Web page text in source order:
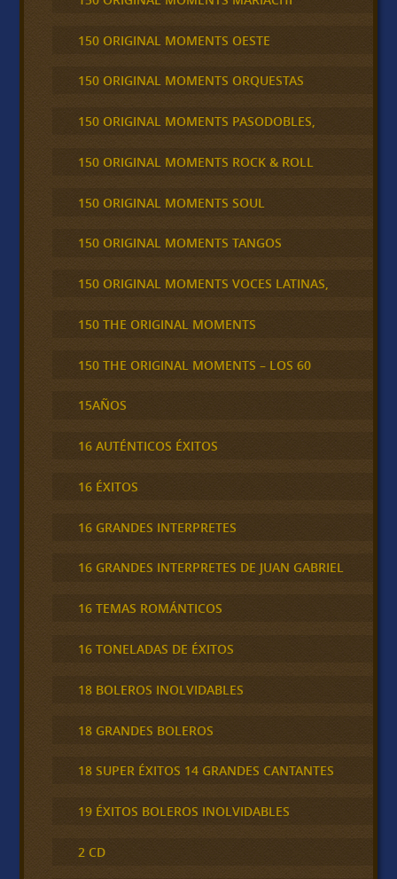
150 ORIGINAL MOMENTS OESTE
150 ORIGINAL MOMENTS ORQUESTAS
150 ORIGINAL MOMENTS PASODOBLES,
150 ORIGINAL MOMENTS ROCK & ROLL
150 ORIGINAL MOMENTS SOUL
150 ORIGINAL MOMENTS TANGOS
150 ORIGINAL MOMENTS VOCES LATINAS,
150 THE ORIGINAL MOMENTS
150 THE ORIGINAL MOMENTS – LOS 60
15AÑOS
16 AUTÉNTICOS ÉXITOS
16 ÉXITOS
16 GRANDES INTERPRETES
16 GRANDES INTERPRETES DE JUAN GABRIEL
16 TEMAS ROMÁNTICOS
16 TONELADAS DE ÉXITOS
18 BOLEROS INOLVIDABLES
18 GRANDES BOLEROS
18 SUPER ÉXITOS 14 GRANDES CANTANTES
19 ÉXITOS BOLEROS INOLVIDABLES
2 CD